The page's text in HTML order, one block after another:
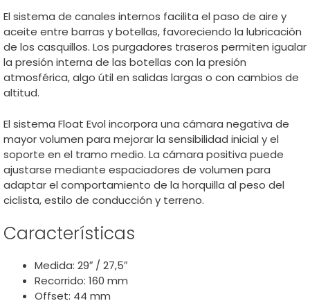
El sistema de canales internos facilita el paso de aire y
aceite entre barras y botellas, favoreciendo la lubricación
de los casquillos. Los purgadores traseros permiten igualar
la presión interna de las botellas con la presión
atmosférica, algo útil en salidas largas o con cambios de
altitud.
El sistema Float Evol incorpora una cámara negativa de
mayor volumen para mejorar la sensibilidad inicial y el
soporte en el tramo medio. La cámara positiva puede
ajustarse mediante espaciadores de volumen para
adaptar el comportamiento de la horquilla al peso del
ciclista, estilo de conducción y terreno.
Características
Medida: 29″ / 27,5″
Recorrido: 160 mm
Offset: 44 mm